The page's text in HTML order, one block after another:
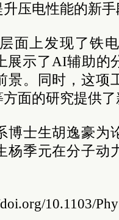
压电性能的新
面上发现了铁
展示了AI辅助的
景。同时，这项
面的研究提供
博士生胡逸豪为
杨季元在分子动
10.1103/